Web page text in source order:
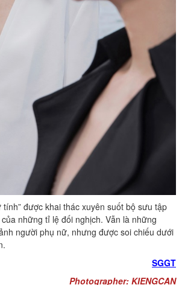
được khai thác xuyên suốt bộ sưu tập
những tỉ lệ đối nghịch. Vẫn là những
người phụ nữ, nhưng được soi chiếu dưới
SGGT
Photographer: KIENGCAN